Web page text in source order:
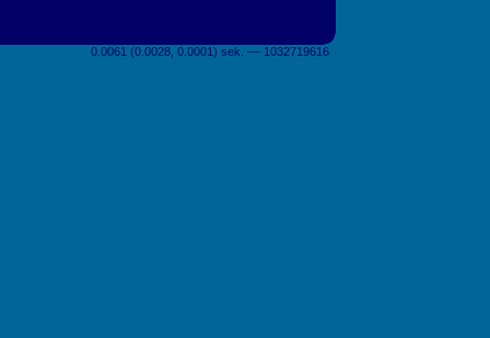
0.0061 (0.0028, 0.0001) sek. –– 1032719616